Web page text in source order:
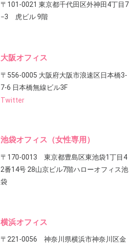
〒101-0021 東京都千代田区外神田4丁目7
−3 虎ビル 9階
大阪オフィス
〒556-0005 大阪府大阪市浪速区日本橋3-
7-6 日本橋無線ビル3F
Twitter
池袋オフィス（女性専用）
〒170-0013 東京都豊島区東池袋1丁目4
2番14号 28山京ビル7階ハローオフィス池
袋
横浜オフィス
〒221-0056 神奈川県横浜市神奈川区金